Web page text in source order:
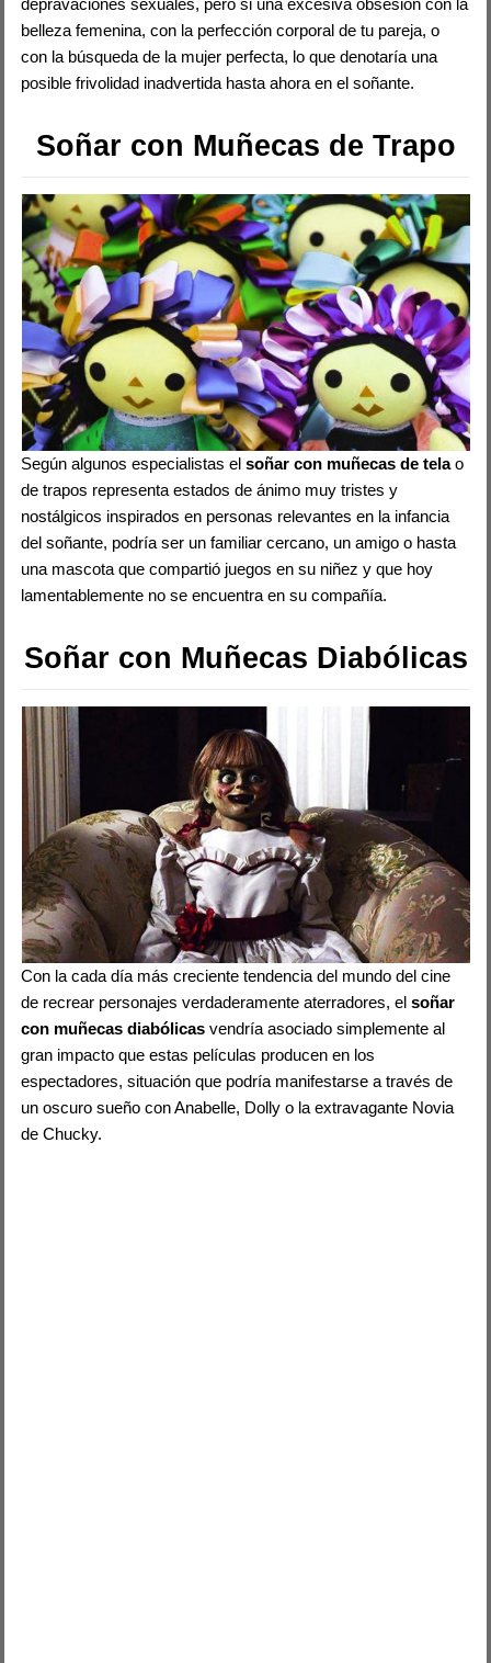
depravaciones sexuales, pero si una excesiva obsesión con la
belleza femenina, con la perfección corporal de tu pareja, o
con la búsqueda de la mujer perfecta, lo que denotaría una
posible frivolidad inadvertida hasta ahora en el soñante.
Soñar con Muñecas de Trapo
Según algunos especialistas elsoñar con muñecas de telao
de trapos representa estados de ánimo muy tristes y
nostálgicos inspirados en personas relevantes en la infancia
del soñante, podría ser un familiar cercano, un amigo o hasta
una mascota que compartió juegos en su niñez y que hoy
lamentablemente no se encuentra en su compañía.
Soñar con Muñecas Diabólicas
Con la cada día más creciente tendencia del mundo del cine
de recrear personajes verdaderamente aterradores, elsoñar
con muñecas diabólicas vendría asociado simplemente al
gran impacto que estas películas producen en los
espectadores, situación que podría manifestarse a través de
un oscuro sueño con Anabelle, Dolly o la extravagante Novia
de Chucky.